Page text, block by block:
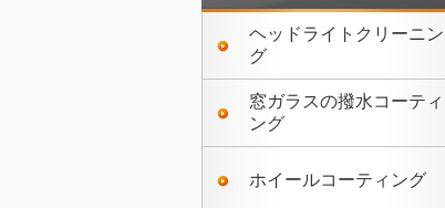
ヘッドライトクリーニン
グ
窓ガラスの撥水コーティ
ング
ホイールコーティング